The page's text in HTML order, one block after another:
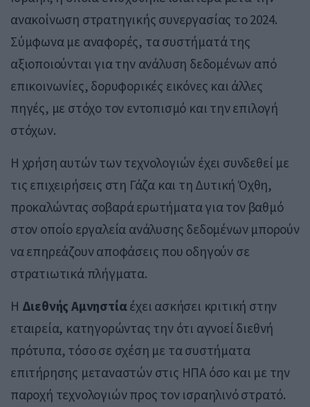
ανακοίνωση στρατηγικής συνεργασίας το 2024.
Σύμφωνα με αναφορές, τα συστήματά της
αξιοποιούνται για την ανάλυση δεδομένων από
επικοινωνίες, δορυφορικές εικόνες και άλλες
πηγές, με στόχο τον εντοπισμό και την επιλογή
στόχων.
Η χρήση αυτών των τεχνολογιών έχει συνδεθεί με
τις επιχειρήσεις στη Γάζα και τη Δυτική Όχθη,
προκαλώντας σοβαρά ερωτήματα για τον βαθμό
στον οποίο εργαλεία ανάλυσης δεδομένων μπορούν
να επηρεάζουν αποφάσεις που οδηγούν σε
στρατιωτικά πλήγματα.
Η Διεθνής Αμνηστίαέχει ασκήσει κριτική στην
εταιρεία, κατηγορώντας την ότι αγνοεί διεθνή
πρότυπα, τόσο σε σχέση με τα συστήματα
επιτήρησης μεταναστών στις ΗΠΑ όσο και με την
παροχή τεχνολογιών προς τον ισραηλινό στρατό.